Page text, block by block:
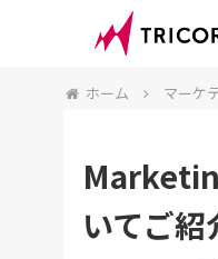
ホーム マーケ
いてご紹